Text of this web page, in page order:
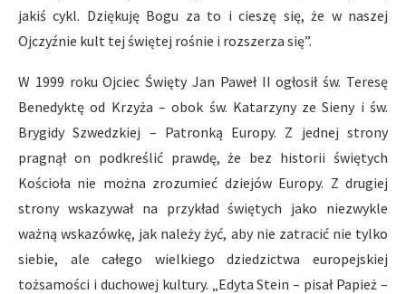
jakiś cykl. Dziękuję Bogu za to i cieszę się, że w naszej
Ojczyźnie kult tej świętej rośnie i rozszerza się”.
W 1999 roku Ojciec Święty Jan Paweł II ogłosił św. Teresę
Benedyktę od Krzyża – obok św. Katarzyny ze Sieny i św.
Brygidy Szwedzkiej – Patronką Europy. Z jednej strony
pragnął on podkreślić prawdę, że bez historii świętych
Kościoła nie można zrozumieć dziejów Europy. Z drugiej
strony wskazywał na przykład świętych jako niezwykle
ważną wskazówkę, jak należy żyć, aby nie zatracić nie tylko
siebie, ale całego wielkiego dziedzictwa europejskiej
tożsamości i duchowej kultury. „Edyta Stein – pisał Papież –